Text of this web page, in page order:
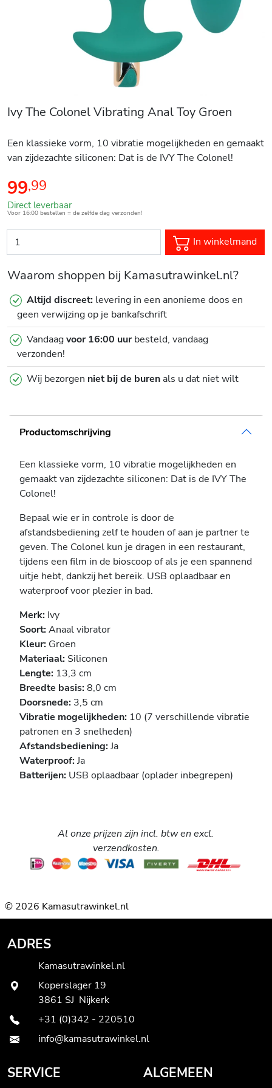
Ivy The Colonel Vibrating Anal Toy Groen
Een klassieke vorm, 10 vibratie mogelijkheden en gemaakt
van zijdezachte siliconen: Dat is de IVY The Colonel!
99,99
Direct leverbaar
Voor 16:00 bestellen = de zelfde dag verzonden!
In winkelmand
Waarom shoppen bij Kamasutrawinkel.nl?
Altijd discreet: levering in een anonieme doos en
geen verwijzing op je bankafschrift
Vandaagvoor 16:00 uurbesteld, vandaag
verzonden!
Wij bezorgen niet bij de burenals u dat niet wilt
Productomschrijving
Een klassieke vorm, 10 vibratie mogelijkheden en
gemaakt van zijdezachte siliconen: Dat is de IVY The
Colonel!
Bepaal wie er in controle is door de
afstandsbediening zelf te houden of aan je partner te
geven. The Colonel kun je dragen in een restaurant,
tijdens een film in de bioscoop of als je een spannend
uitje hebt, dankzij het bereik. USB oplaadbaar en
waterproof voor plezier in bad.
Merk: Ivy
Soort:Anaal vibrator
Kleur: Groen
Materiaal: Siliconen
Lengte: 13,3 cm
Breedte basis:8,0 cm
Doorsnede: 3,5 cm
Vibratie mogelijkheden: 10 (7 verschillende vibratie
patronen en 3 snelheden)
Afstandsbediening:Ja
Waterproof:Ja
Batterijen: USB oplaadbaar (oplader inbegrepen)
Al onze prijzen zijn incl. btw en excl.
verzendkosten.
© 2026 Kamasutrawinkel.nl
ADRES
Kamasutrawinkel.nl
Koperslager 19
3861 SJ Nijkerk
+31 (0)342 - 220510
info@kamasutrawinkel.nl
SERVICE ALGEMEEN